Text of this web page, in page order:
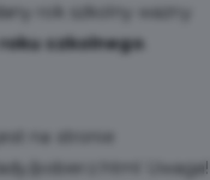
rok szkolny ważny
szkolnego
na stronie
pobierz.html
Uwaga!